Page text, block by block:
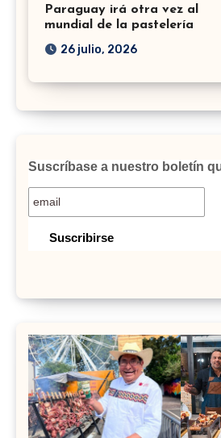
Paraguay irá otra vez al
mundial de la pastelería
26 julio, 2026
Suscríbase a nuestro boletín